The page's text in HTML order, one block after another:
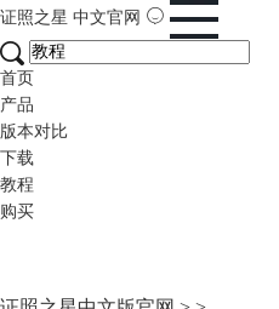
证照之星 中文官网
首页
产品
版本对比
下载
教程
购买